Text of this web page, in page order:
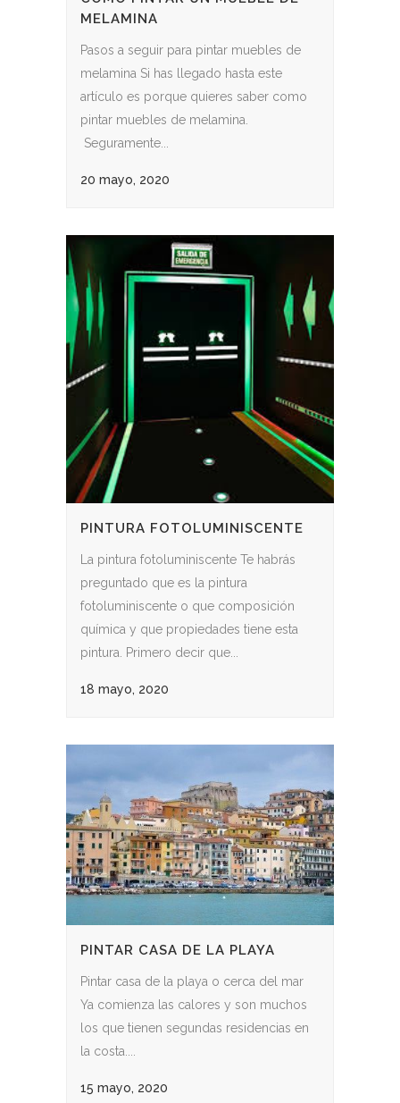
MELAMINA
Pasos a seguir para pintar muebles de
melamina Si has llegado hasta este
artículo es porque quieres saber como
pintar muebles de melamina.
Seguramente...
20 mayo, 2020
PINTURA FOTOLUMINISCENTE
La pintura fotoluminiscente Te habrás
preguntado que es la pintura
fotoluminiscente o que composición
química y que propiedades tiene esta
pintura. Primero decir que...
18 mayo, 2020
PINTAR CASA DE LA PLAYA
Pintar casa de la playa o cerca del mar
Ya comienza las calores y son muchos
los que tienen segundas residencias en
la costa....
15 mayo, 2020